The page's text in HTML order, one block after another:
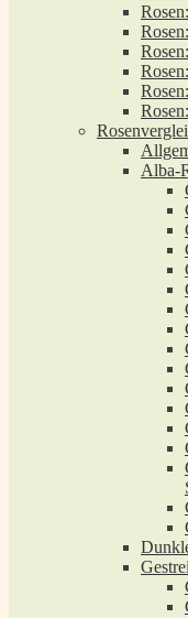
Alba-